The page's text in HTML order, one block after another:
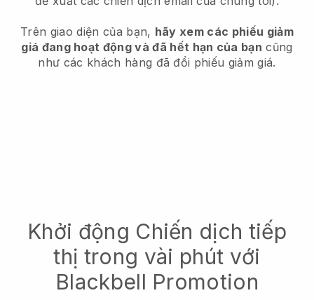
Trên giao diện của bạn, hãy xem các phiếu giảm
giá đang hoạt động và đã hết hạn của bạn cũng
như các khách hàng đã đổi phiếu giảm giá.
Khởi động Chiến dịch tiếp
thị trong vài phút với
Blackbell Promotion